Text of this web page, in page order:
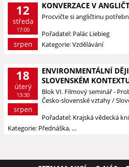
12
středa
17:00
srpen
KONVERZACE V
Procvičte si angličtinu
Pořadatel: Palác Liebieg
Kategorie: Vzdělávání
18
úterý
13:30
srpen
ENVIRONMENTÁLNÍ
SLOVENSKÉM
Blok VI. Filmový seminář -
Česko-slovenské vztahy /
Pořadatel: Krajská vědecká
Kategorie: Přednáška, ...